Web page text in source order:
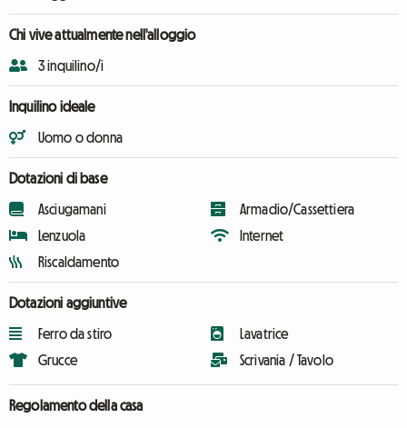
Chi vive attualmente nell'alloggio
3 inquilino/i
Inquilino ideale
Uomo o donna
Dotazioni di base
Asciugamani
Lenzuola
Riscaldamento
Armadio/Cassettiera
Internet
Dotazioni aggiuntive
Ferro da stiro
Grucce
Lavatrice
Scrivania / Tavolo
Regolamento della casa